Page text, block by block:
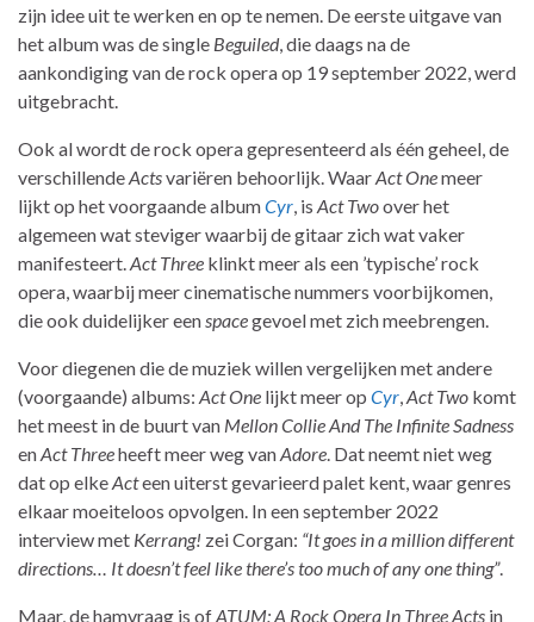
zijn idee uit te werken en op te nemen. De eerste uitgave van
het album was de single Beguiled, die daags na de
aankondiging van de rock opera op 19 september 2022, werd
uitgebracht.
Ook al wordt de rock opera gepresenteerd als één geheel, de
verschillendeActsvariëren behoorlijk. WaarAct Onemeer
lijkt op het voorgaande albumCyr, is Act Twoover het
algemeen wat steviger waarbij de gitaar zich wat vaker
manifesteert.Act Three klinkt meer als een ’typische’ rock
opera, waarbij meer cinematische nummers voorbijkomen,
die ook duidelijker eenspacegevoel met zich meebrengen.
Voor diegenen die de muziek willen vergelijken met andere
(voorgaande) albums: Act One lijkt meer op Cyr,Act Two komt
het meest in de buurt van Mellon Collie And The Infinite Sadness
enAct Threeheeft meer weg vanAdore. Dat neemt niet weg
dat op elkeActeen uiterst gevarieerd palet kent, waar genres
elkaar moeiteloos opvolgen. In een september 2022
interview met Kerrang! zei Corgan: “It goes in a million different
directions… It doesn’t feel like there’s too much of any one thing”.
Maar, de hamvraag is ofATUM: A Rock Opera In Three Acts in